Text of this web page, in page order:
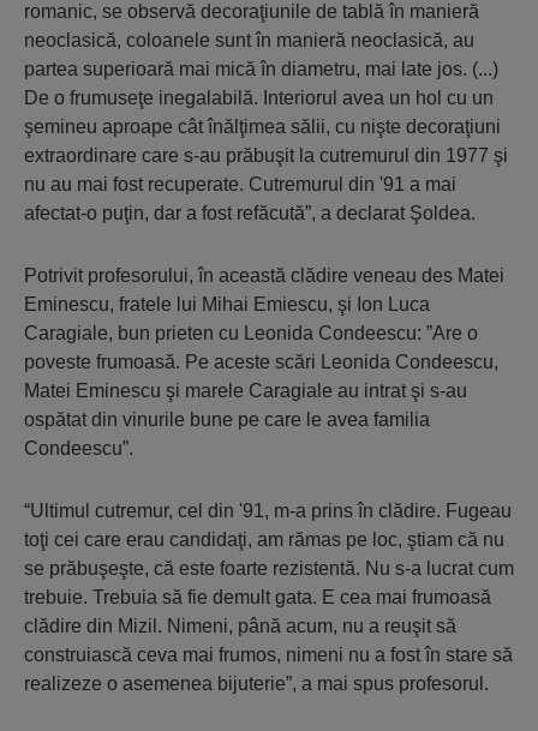
romanic, se observă decoraţiunile de tablă în manieră
neoclasică, coloanele sunt în manieră neoclasică, au
partea superioară mai mică în diametru, mai late jos. (...)
De o frumuseţe inegalabilă. Interiorul avea un hol cu un
şemineu aproape cât înălţimea sălii, cu nişte decoraţiuni
extraordinare care s-au prăbuşit la cutremurul din 1977 şi
nu au mai fost recuperate. Cutremurul din '91 a mai
afectat-o puţin, dar a fost refăcută”, a declarat Şoldea.
Potrivit profesorului, în această clădire veneau des Matei
Eminescu, fratele lui Mihai Emiescu, şi Ion Luca
Caragiale, bun prieten cu Leonida Condeescu: ”Are o
poveste frumoasă. Pe aceste scări Leonida Condeescu,
Matei Eminescu şi marele Caragiale au intrat şi s-au
ospătat din vinurile bune pe care le avea familia
Condeescu”.
“Ultimul cutremur, cel din '91, m-a prins în clădire. Fugeau
toţi cei care erau candidaţi, am rămas pe loc, ştiam că nu
se prăbuşeşte, că este foarte rezistentă. Nu s-a lucrat cum
trebuie. Trebuia să fie demult gata. E cea mai frumoasă
clădire din Mizil. Nimeni, până acum, nu a reuşit să
construiască ceva mai frumos, nimeni nu a fost în stare să
realizeze o asemenea bijuterie”, a mai spus profesorul.